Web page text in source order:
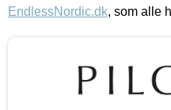
EndlessNordic.dk, som alle